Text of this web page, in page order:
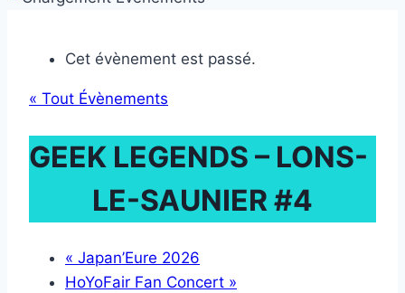
Cet évènement est passé.
« Tout Évènements
GEEK LEGENDS – LONS-
LE-SAUNIER #4
« Japan’Eure 2026
HoYoFair Fan Concert »